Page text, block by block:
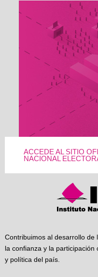
ACCEDE AL SITIO
NACIONAL
Contribuimos al desarrollo de
la confianza y la
y política del país.